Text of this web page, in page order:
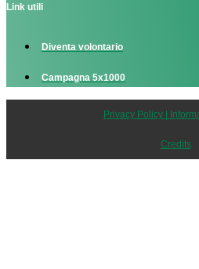
Link utili
Diventa volontario
Campagna 5x1000
Privacy Policy |
Credits